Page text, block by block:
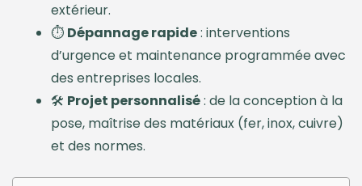
extérieur.
⏱️ Dépannage rapide: interventions
d’urgence et maintenance programmée avec
des entreprises locales.
🛠️ Projet personnalisé: de la conception à la
pose, maîtrise des matériaux (fer, inox, cuivre)
et des normes.